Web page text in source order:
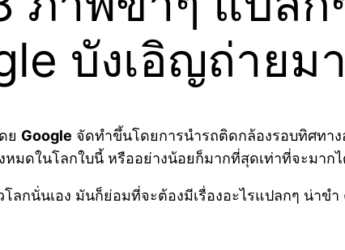
บังเอิญถ่ายม
ย Google จัดทำขึ้นโดยการนำรถติดกล้องรอบทิศทา
มดในโลกใบนี้ หรืออย่างน้อยก็มากที่สุดเท่าที่จะมาก
กนั่นเอง มันก็ย่อมที่จะต้องมีเรื่องอะไรแปลกๆ น่าข